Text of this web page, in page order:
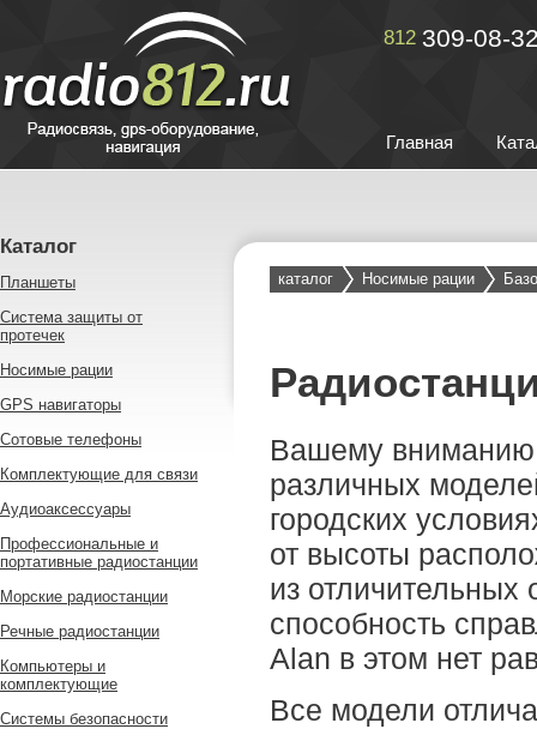
812 309-08-
Главная
Каталог
Планшеты
Система защиты от
протечек
Носимые рации
GPS навигаторы
Сотовые телефоны
Комплектующие для связи
Аудиоаксессуары
Профессиональные и
портативные радиостанции
Морские радиостанции
Речные радиостанции
Компьютеры и
комплектующие
Системы безопасности
каталог Носимые рации
Вашему
различных
городских
от высоты
из отличительных
способность
Alan в этом нет
Все модели